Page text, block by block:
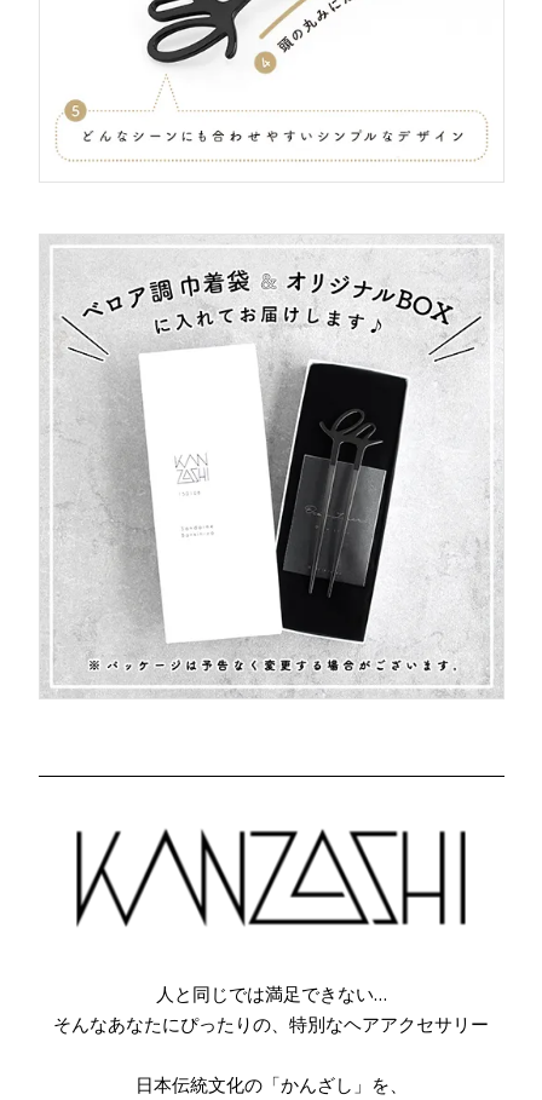
人と同じでは満足できない…
そんなあなたにぴったりの、特別なヘアアクセサリー
日本伝統文化の「かんざし」を、